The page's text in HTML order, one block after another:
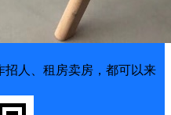
人、租房卖房，都可以来